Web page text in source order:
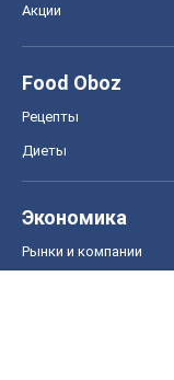
Акции
Food Oboz
Рецепты
Диеты
Экономика
Рынки и компании